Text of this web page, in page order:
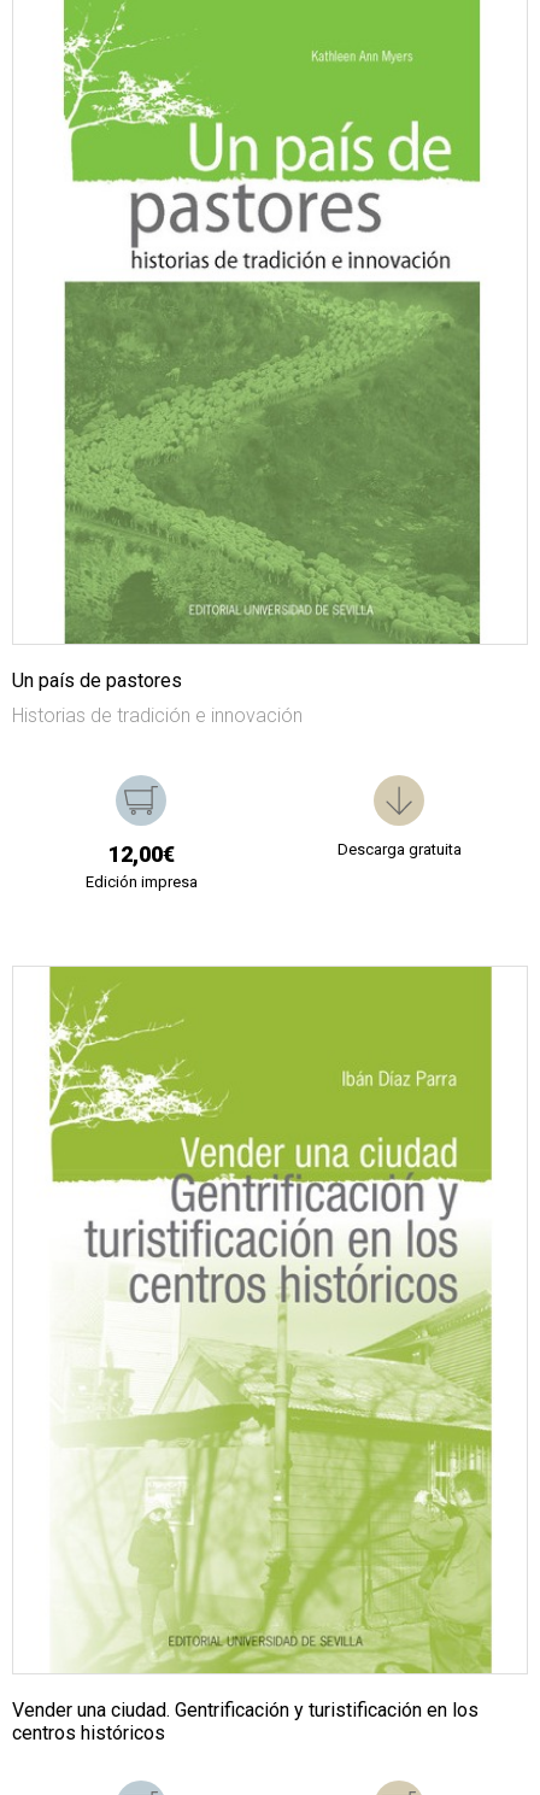
Un país de pastores
Historias de tradición e innovación
12,00€
Edición impresa
Descarga gratuita
Vender una ciudad. Gentrificación y turistificación en los
centros históricos